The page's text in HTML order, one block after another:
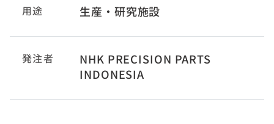
用途 生産・研究施設
発注者
NHK PRECISION PARTS
INDONESIA